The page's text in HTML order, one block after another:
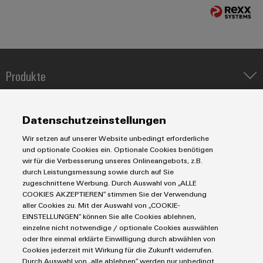
für
Photovoltaik
Mehr
Ressourceneffizienz
durch
Sonnenenergie
Schaltschrankbau
Lösungen
für
die
Herausforderungen
im
IoT
Security
Industrial
Platform
easyConnect
EZA-
Regler
Gerätehersteller
Panels
Engineering-
und
Visualisierungstools
Energiemessung
und
Smart
Metering
Weidmüller
Industrial
OCI-
Schnittstelle
EDI-
Schnittstelle
ALLE
SERVICES
-
Messen
&
Events
Globale
Messen
&
Events
Chancen in der
Entwicklung
in unseren
Produkte
Koppelrelais
Leiterplattensteckverbinder und Leiterplattenklemmen
Markierungssysteme
Reihenklemmen
Stromversorgungen
Industrial IoT
Industrial Security
Single Pair Ethernet
Smart Metering
SNAP IN Anschlusstechnologie
Workplace Solutions
Service
Connectivity Consulting
eShop / Digitale Bestellmöglichkeiten
Engineering-Daten
PCB Connector Services
Support Center
Technische Produktkataloge
Industrien
Datencenter
Gerätehersteller
Maschinenbau
Photovoltaik
Impressum
Einkaufs- /Lieferanteninformationen
Datenschutzeinstellungen
Wir setzen auf unserer Website unbedingt erforderliche
und optionale Cookies ein. Optionale Cookies benötigen
wir für die Verbesserung unseres Onlineangebots, z.B.
durch Leistungsmessung sowie durch auf Sie
zugeschnittene Werbung. Durch Auswahl von „ALLE
COOKIES AKZEPTIEREN“ stimmen Sie der Verwendung
aller Cookies zu. Mit der Auswahl von „COOKIE-
EINSTELLUNGEN“ können Sie alle Cookies ablehnen,
einzelne nicht notwendige / optionale Cookies auswählen
oder Ihre einmal erklärte Einwilligung durch abwählen von
Cookies jederzeit mit Wirkung für die Zukunft widerrufen.
Durch Auswahl von „alle ablehnen“ werden nur unbedingt